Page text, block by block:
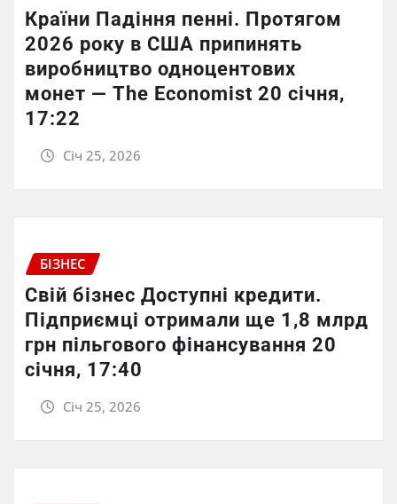
Країни Падіння пенні. Протягом
2026 року в США припинять
виробництво одноцентових
монет — The Economist 20 січня,
17:22
Січ 25, 2026
БІЗНЕС
Свій бізнес Доступні кредити.
Підприємці отримали ще 1,8 млрд
грн пільгового фінансування 20
січня, 17:40
Січ 25, 2026